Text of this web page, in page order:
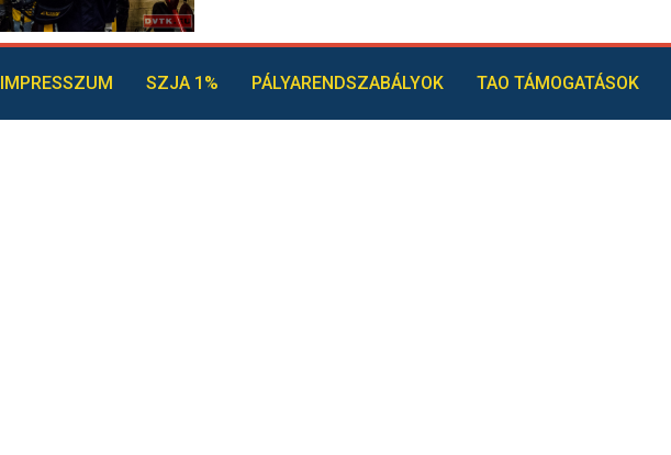
IMPRESSZUM SZJA 1% PÁLYARENDSZABÁLYOK TAO TÁMOGATÁSOK